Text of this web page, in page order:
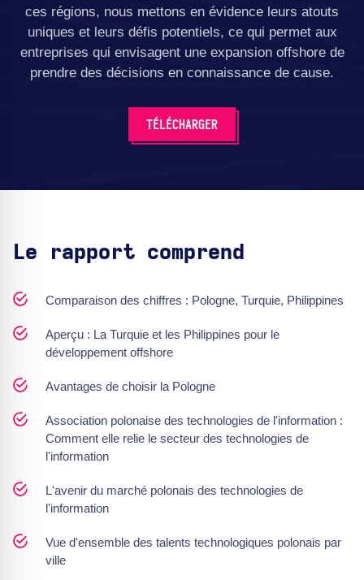
ces régions, nous mettons en évidence leurs atouts
uniques et leurs défis potentiels, ce qui permet aux
entreprises qui envisagent une expansion offshore de
prendre des décisions en connaissance de cause.
TÉLÉCHARGER
Le rapport comprend
Comparaison des chiffres : Pologne, Turquie, Philippines
Aperçu : La Turquie et les Philippines pour le
développement offshore
Avantages de choisir la Pologne
Association polonaise des technologies de l'information :
Comment elle relie le secteur des technologies de
l'information
L'avenir du marché polonais des technologies de
l'information
Vue d'ensemble des talents technologiques polonais par
ville